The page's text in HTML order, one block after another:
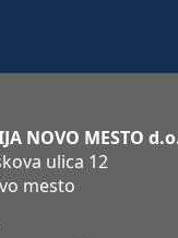
NOVO MESTO
ulica 12
mesto